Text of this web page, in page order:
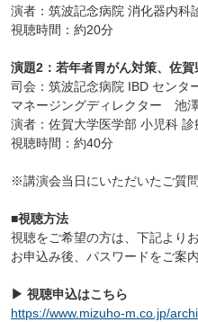
演者：筑波記念病院 消化器内
視聴時間：約20分
演題2：若年者胃がん対策、佐
司会：筑波記念病院 IBD セン
マネージングディレクター 池
演者：佐賀大学医学部 小児科
視聴時間：約40分
※講演会当日にいただいたご質
■視聴方法
視聴をご希望の方は、下記より
お申込み後、パスワードをご案
▶ 視聴申込はこちら
https://www.mizuho-m.co.jp/